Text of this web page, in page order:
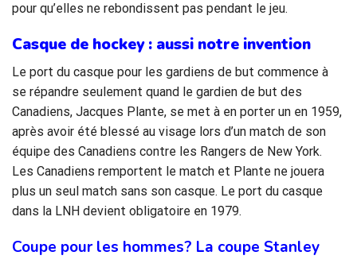
pour qu’elles ne rebondissent pas pendant le jeu.
Casque de hockey : aussi notre invention
Le port du casque pour les gardiens de but commence à
se répandre seulement quand le gardien de but des
Canadiens, Jacques Plante, se met à en porter un en 1959,
après avoir été blessé au visage lors d’un match de son
équipe des Canadiens contre les Rangers de New York.
Les Canadiens remportent le match et Plante ne jouera
plus un seul match sans son casque. Le port du casque
dans la LNH devient obligatoire en 1979.
Coupe pour les hommes? La coupe Stanley